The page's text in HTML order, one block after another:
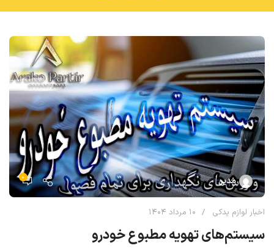
مدیر ۰
اخبار لوازم یدکی ۱۰ مرداد ۱۴۰۴
سیستم‌های تهویه مطبوع خودرو